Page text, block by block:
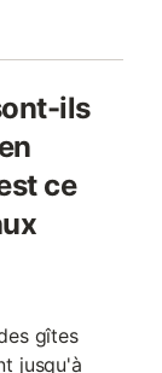
ils
ce
gîtes
jusqu'à